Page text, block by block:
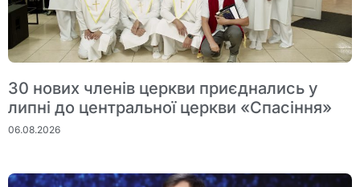
30 нових членів церкви приєднались у
липні до центральної церкви «Спасіння»
06.08.2026